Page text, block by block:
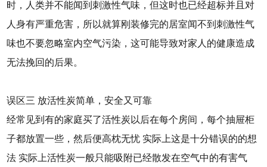
时，人类并不能闻到刺激性气味，但这时也已经超标并且对
人身有严重危害，所以就算刚装修完的居室闻不到刺激性气
味也不要忽略室内空气污染，这可能导致对家人的健康造成
无法挽回的后果。
误区三 放活性炭简单，安全又可靠
经常见到有的家庭买了活性炭以后在每个房间，每个抽屉柜
子都放置一些，然后便高枕无忧 实际上这是十分错误的的想
法 实际上活性炭一般只能吸附已经散发在空气中的有害气